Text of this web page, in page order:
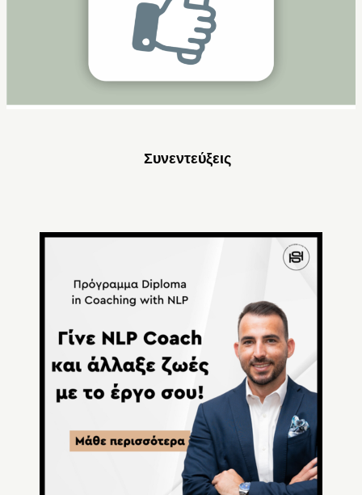
Συνεντεύξεις